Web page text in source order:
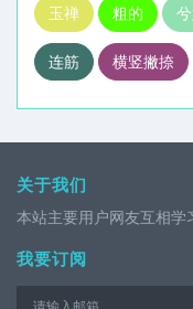
玉禅 粗的
连筋 横竖撇捺
关于我们
本站主要用户网友互相学
我要订阅